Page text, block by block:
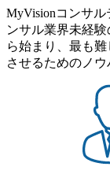
を取得 (https://
Xspear Consulting
化を支援 (https://
者】 ・年収UPで
流工程、先端技
者】 ・専門領域
ジできる環境 ・
ムより高いオフ
る（ダブルスキ
日2時間15分まで
可能 子の看護休
単位で取得することも
き、1時間単位で
度など】 独身寮
つの寮があり、
す。 ＜入居基準
までの通勤総時
近くには独身寮
住宅手当を支給
MyVisionコンサ
ンサル業界未経
ら始まり、最も
させるためのノウ